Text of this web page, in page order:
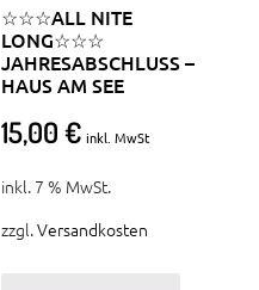
☆☆☆ALL NITE
LONG☆☆☆
JAHRESABSCHLUSS –
HAUS AM SEE
15,00€ inkl. MwSt
inkl. 7 % MwSt.
zzgl.Versandkosten